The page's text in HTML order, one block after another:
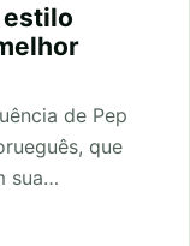
estilo
de Pep
que
sua…